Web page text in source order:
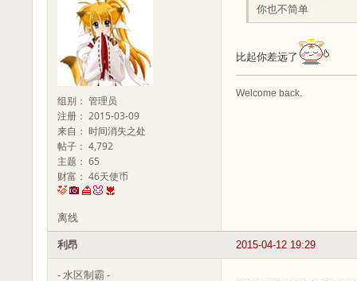
组别： 管理员
注册： 2015-03-09
来自： 时间消失之处
帖子： 4,792
主题： 65
财富： 46天使币
你也不简单
比起你差远了
Welcome back.
离线
2015-04-12 19:29
利昂
- 水区制霸 -